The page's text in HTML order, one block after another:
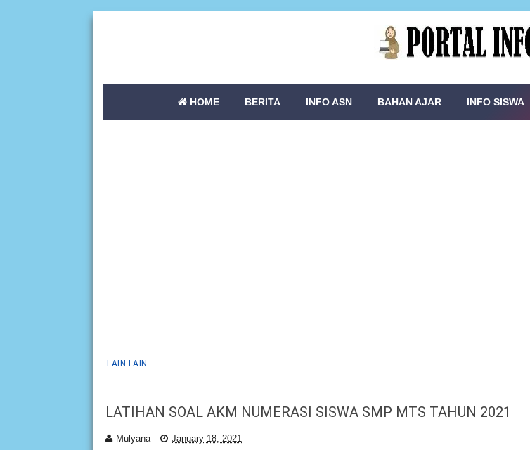
HOME BERITA INFO ASN BAHAN AJAR INFO SISWA
LAIN-LAIN
LATIHAN SOAL AKM NUMERASI SISWA SMP MTS TAHUN 2021
Mulyana January 18, 2021